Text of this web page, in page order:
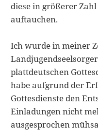
diese in größerer
auftauchen.
Ich wurde in meiner
plattdeut­schen
habe aufgrund der
Gottesdienste den
Einladungen nicht
ausgesprochen